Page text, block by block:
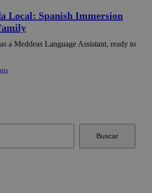
Local: Spanish Immersion
a Meddeas Language Assistant, ready to
Buscar